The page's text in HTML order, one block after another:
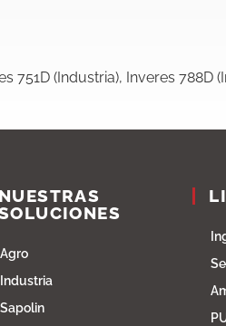
751D (Industria), Inveres 788D
NUESTRAS
Agro
Industria
Sapolin